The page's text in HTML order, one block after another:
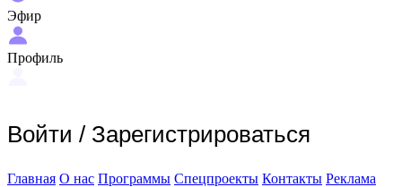
Эфир
Профиль
Войти / Зарегистрироваться
Главная О нас Программы Спецпроекты Контакты Реклама